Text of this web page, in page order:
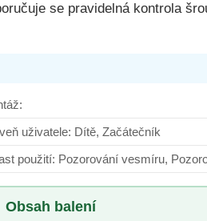
se pravidelná kontrola
Úroveň uživatele: Dítě, Začátečník
Oblast použití: Pozorování vesmíru,
Obsah balení